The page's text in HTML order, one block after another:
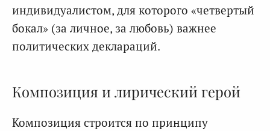
индивидуалистом, для которого «четвертый
бокал» (за личное, за любовь) важнее
политических деклараций.
Композиция и лирический герой
Композиция строится по принципу